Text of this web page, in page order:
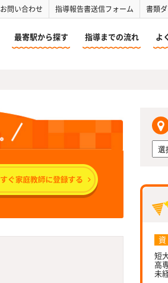
お問い合わせ 指導報告書送信フォーム 書類
最寄駅から探す 指導までの流れ よ
資
短
高
未